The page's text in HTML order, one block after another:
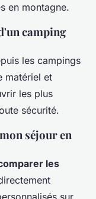
en montagne.
camping
les campings
matériel et
les plus
sécurité.
séjour en
les
sur